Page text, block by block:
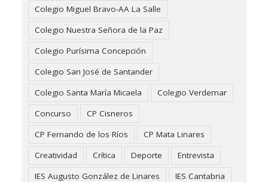
Colegio Miguel Bravo-AA La Salle
Colegio Nuestra Señora de la Paz
Colegio Purísima Concepción
Colegio San José de Santander
Colegio Santa María Micaela
Colegio Verdemar
Concurso
CP Cisneros
CP Fernando de los Ríos
CP Mata Linares
Creatividad
Crítica Deporte
Entrevista
IES Augusto González de Linares
IES Cantabria